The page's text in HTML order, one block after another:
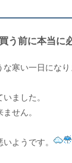
う前に本当に
寒い一日になり
ました。
せん。
ようです。